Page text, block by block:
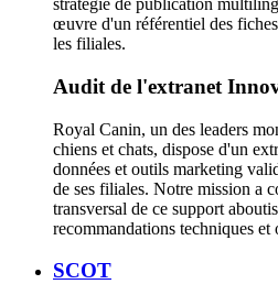
stratégie de publication
œuvre d'un référentiel des
les filiales.
Audit de l'extranet
Royal Canin, un des leaders
chiens et chats, dispose d'un
données et outils marketing
de ses filiales. Notre mission a
transversal de ce support
recommandations techniques et
SCOT